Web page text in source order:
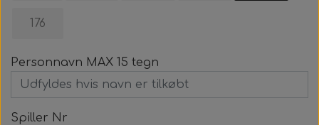
176
Personnavn MAX 15 tegn
Spiller Nr